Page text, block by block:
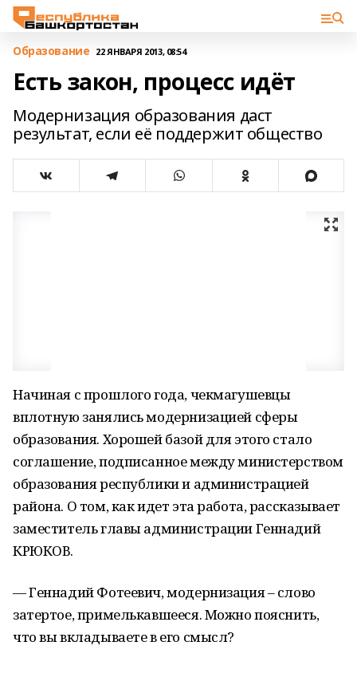
Образование 22 ЯНВАРЯ 2013, 08:54
Есть закон, процесс идёт
Модернизация образования даст
результат, если её поддержит общество
Начиная с прошлого года, чекмагушевцы
вплотную занялись модернизацией сферы
образования. Хорошей базой для этого стало
соглашение, подписанное между министерством
образования республики и администрацией
района. О том, как идет эта работа, рассказывает
заместитель главы администрации Геннадий
КРЮКОВ.
— Геннадий Фотеевич, модернизация – слово
затертое, примелькавшееся. Можно пояснить,
что вы вкладываете в его смысл?